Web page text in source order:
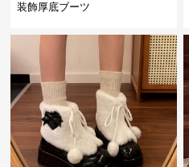
装飾厚底ブーツ